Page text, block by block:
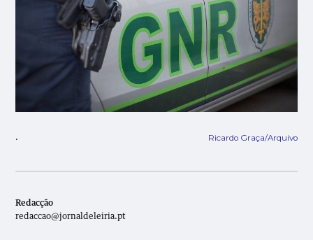
. Ricardo Graça/Arquivo
Redacção
redaccao@jornaldeleiria.pt